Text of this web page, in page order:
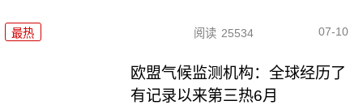
最热 阅读 25534 07-10
欧盟气候监测机构：全球经历了
有记录以来第三热6月